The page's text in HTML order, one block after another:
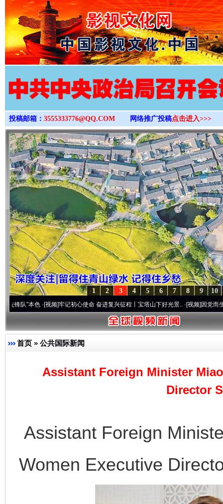
>
投稿邮箱： 3555333776@QQ.COM 网络推广投稿点击进入>>>
10
9
8
7
6
5
4
3
2
1
本色·[视频]牢记初心使命 奋进复兴征程丨宝塔山下好光景..·[视频]因党而生 为党
首页 » 公共国际新闻
Assistant Foreign Minister
Director
Assistant Foreign
Women Executive